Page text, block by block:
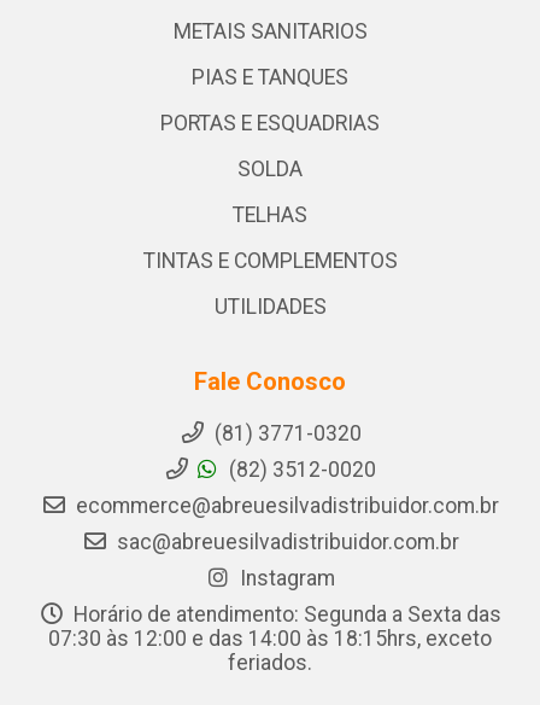
METAIS SANITARIOS
PIAS E TANQUES
PORTAS E ESQUADRIAS
SOLDA
TELHAS
TINTAS E COMPLEMENTOS
UTILIDADES
Fale Conosco
(81) 3771-0320
(82) 3512-0020
ecommerce@abreuesilvadistribuidor.com.br
sac@abreuesilvadistribuidor.com.br
Instagram
Horário de atendimento: Segunda a Sexta das
07:30 às 12:00 e das 14:00 às 18:15hrs, exceto
feriados.